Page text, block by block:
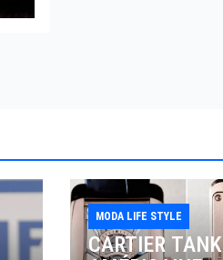
MODA LIFE STYLE
CARTIER TANK